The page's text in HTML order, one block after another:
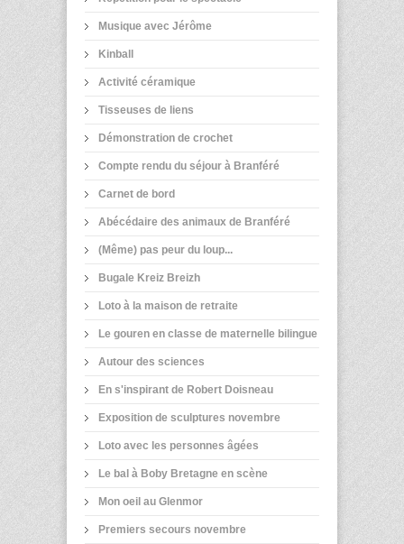
Musique avec Jérôme
Kinball
Activité céramique
Tisseuses de liens
Démonstration de crochet
Compte rendu du séjour à Branféré
Carnet de bord
Abécédaire des animaux de Branféré
(Même) pas peur du loup...
Bugale Kreiz Breizh
Loto à la maison de retraite
Le gouren en classe de maternelle bilingue
Autour des sciences
En s'inspirant de Robert Doisneau
Exposition de sculptures novembre
Loto avec les personnes âgées
Le bal à Boby Bretagne en scène
Mon oeil au Glenmor
Premiers secours novembre